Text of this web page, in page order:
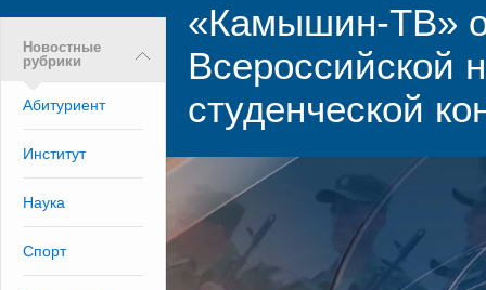
Новостные
рубрики
Абитуриент
Институт
Наука
Спорт
«Камышин-ТВ»
Всероссийской
студенческой